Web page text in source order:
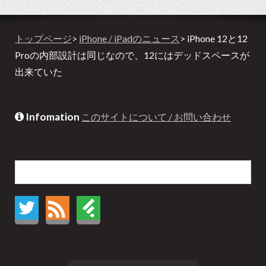
トップページ> iPhone / iPadのニュース > iPhone 12と12
Proの内部設計は同じなので、12にはデッドスペースが
出来ていた
Infomation このサイトについて / お問い合わせ